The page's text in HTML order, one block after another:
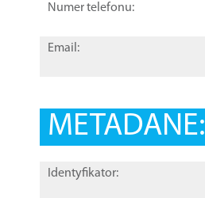
Numer telefonu:
Email:
METADANE:
Identyfikator: